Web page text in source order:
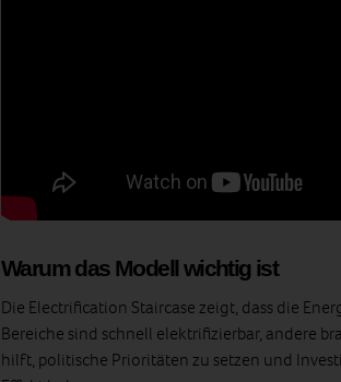
Warum das Modell wichtig ist
Die Electrification Staircase zeigt, dass die
Bereiche sind schnell elektrifizierbar, andere
hilft, politische Prioritäten zu setzen und